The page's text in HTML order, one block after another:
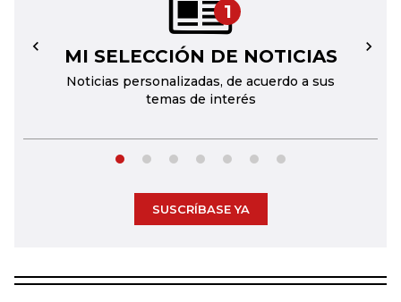
1
MI SELECCIÓN DE NOTICIAS
Noticias personalizadas, de acuerdo a sus
temas de interés
← →
SUSCRÍBASE YA